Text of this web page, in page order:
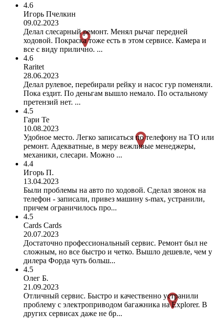
4.6
Игорь Пчелкин
09.02.2023
Делал слесарный ремонт. Менял рычаг передней
ходовой. Покраска тоже есть в этом сервисе. Камера и
все с виду прилично. ...
4.6
Raritet
28.06.2023
Делал рулевое, перебирали рейку и насос гур поменяли.
Пока ездит. По деньгам вышло немало. По остальному
претензий нет. ...
4.5
Гари Те
10.08.2023
Удобное место. Легко записаться по телефону на ТО или
ремонт. Адекватные, в меру вежливые менеджеры,
механики, слесари. Можно ...
4.4
Игорь П.
13.04.2023
Были проблемы на авто по ходовой. Сделал звонок на
телефон - записали, привез машину s-max, устранили,
причем ограничилось про...
4.5
Cards Cards
20.07.2023
Достаточно профессиональный сервис. Ремонт был не
сложным, но все быстро и четко. Вышло дешевле, чем у
дилера Форда чуть больш...
4.5
Олег Б.
21.09.2023
Отличный сервис. Быстро и качественно устранили
проблему с электроприводом багажника на Explorer. В
других сервисах даже не бр...